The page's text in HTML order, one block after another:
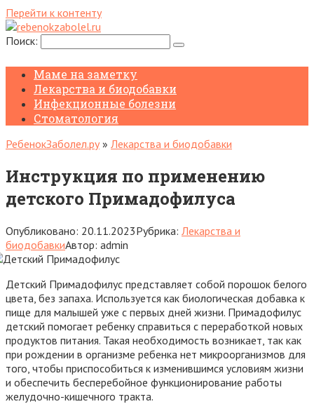
Перейти к контенту
Поиск:
Маме на заметку
Лекарства и биодобавки
Инфекционные болезни
Стоматология
РебенокЗаболел.ру» Лекарства и биодобавки
Инструкция по применению
детского Примадофилуса
Опубликовано: 20.11.2023Рубрика: Лекарства и
биодобавкиАвтор: admin
Детский Примадофилус представляет собой порошок белого
цвета, без запаха. Используется как биологическая добавка к
пище для малышей уже с первых дней жизни. Примадофилус
детский помогает ребенку справиться с переработкой новых
продуктов питания. Такая необходимость возникает, так как
при рождении в организме ребенка нет микроорганизмов для
того, чтобы приспособиться к изменившимся условиям жизни
и обеспечить бесперебойное функционирование работы
желудочно-кишечного тракта.